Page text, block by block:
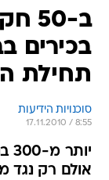
ב-
בכירים
תחילת
סוכנויות הידיעות
17.11.2010 / 8:55
אולם רק נגד